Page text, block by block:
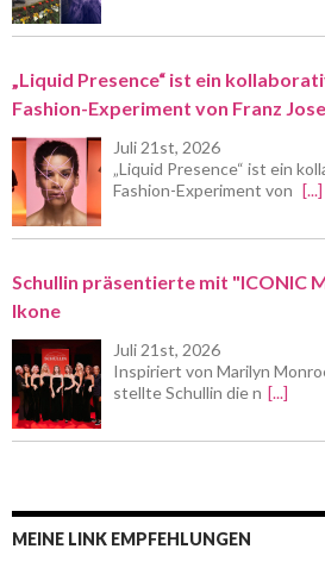
„Liquid Presence“ ist ein
Fashion-Experiment von Franz
Juli 21st, 2026
„Liquid Presence“ ist ein
Fashion-Experiment von
[...]
Schullin präsentierte mit "ICONIC
Ikone
Juli 21st, 2026
Inspiriert von Marilyn
stellte Schullin die n [...]
MEINE LINK EMPFEHLUNGEN